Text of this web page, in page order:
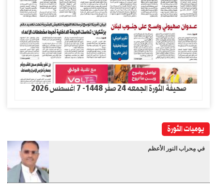
صحيفة الثورة الجمعه 24 صفر 1448- 7 اغسطس 2026
يوميات الثورة
في مِحراب النور الأعظم